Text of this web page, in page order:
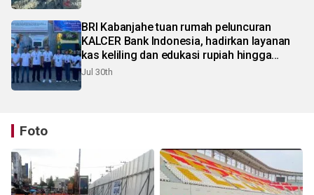
BRI Kabanjahe tuan rumah peluncuran
KALCER Bank Indonesia, hadirkan layanan
kas keliling dan edukasi rupiah hingga
pelosok Karo
Jul 30th
Foto